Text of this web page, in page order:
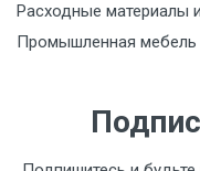
Расходные материалы
Промышленная мебель